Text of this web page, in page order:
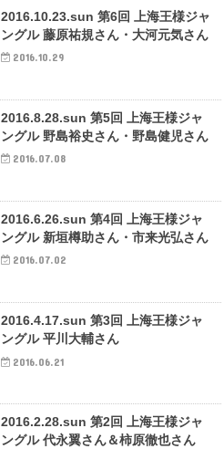
2016.10.23.sun 第6回 上海王様ジャ
ングル 藤原祐規さん・大河元気さん
2016.10.29
2016.8.28.sun 第5回 上海王様ジャ
ングル 野島裕史さん・野島健児さん
2016.07.08
2016.6.26.sun 第4回 上海王様ジャ
ングル 新垣樽助さん・市来光弘さん
2016.07.02
2016.4.17.sun 第3回 上海王様ジャ
ングル 平川大輔さん
2016.06.21
2016.2.28.sun 第2回 上海王様ジャ
ングル 代永翼さん＆柿原徹也さん